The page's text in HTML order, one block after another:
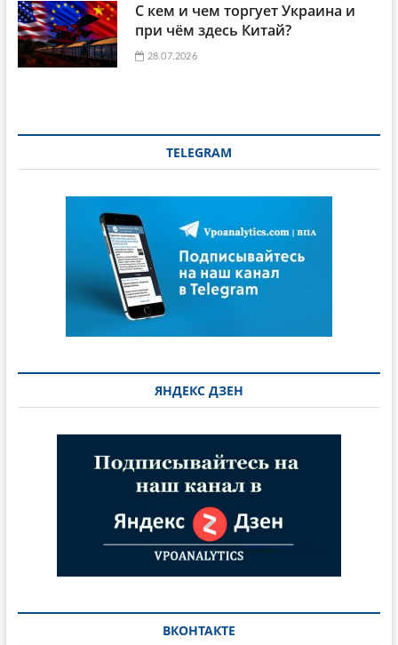
С кем и чем торгует Украина и
при чём здесь Китай?
28.07.2026
TELEGRAM
ЯНДЕКС ДЗЕН
ВКОНТАКТЕ